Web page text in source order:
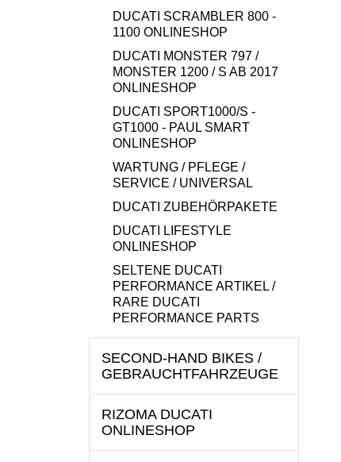
DUCATI SCRAMBLER 800 -
1100 ONLINESHOP
DUCATI MONSTER 797 /
MONSTER 1200 / S AB 2017
ONLINESHOP
DUCATI SPORT1000/S -
GT1000 - PAUL SMART
ONLINESHOP
WARTUNG / PFLEGE /
SERVICE / UNIVERSAL
DUCATI ZUBEHÖRPAKETE
DUCATI LIFESTYLE
ONLINESHOP
SELTENE DUCATI
PERFORMANCE ARTIKEL /
RARE DUCATI
PERFORMANCE PARTS
SECOND-HAND BIKES /
GEBRAUCHTFAHRZEUGE
RIZOMA DUCATI
ONLINESHOP